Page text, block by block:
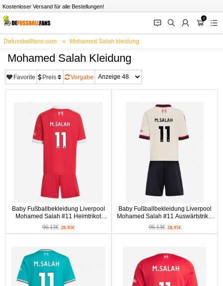
Kostenloser Versand für alle Bestellungen!
󰂱 󰂨 󰃳
0
󰃦 󰃖
Defussballfans.com Mohamed Salah kleidung
Mohamed Salah Kleidung
Favorite Preis Vorgabe
Baby Fußballbekleidung Liverpool
Mohamed Salah #11 Heimtrikot
2025-26 Kurzarm (+ kurze hosen)
96.13€ 28.95€
Baby Fußballbekleidung Liverpool
Mohamed Salah #11 Auswärtstrikot
2025-26 Kurzarm (+ kurze hosen)
96.13€ 28.95€